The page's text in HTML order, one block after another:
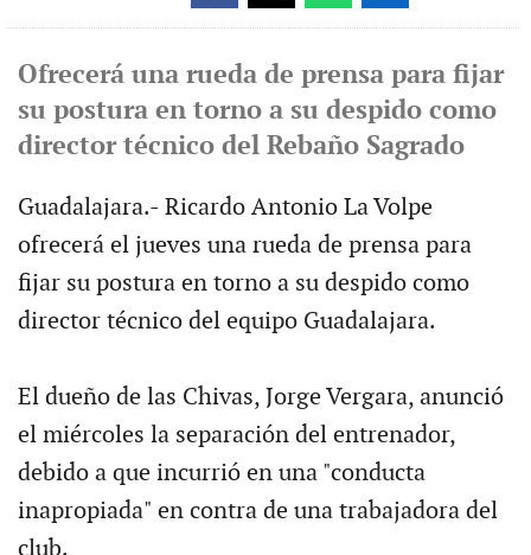
Ofrecerá una rueda de prensa para fijar
su postura en torno a su despido como
director técnico del Rebaño Sagrado
Guadalajara.- Ricardo Antonio La Volpe
ofrecerá el jueves una rueda de prensa para
fijar su postura en torno a su despido como
director técnico del equipo Guadalajara.
El dueño de las Chivas, Jorge Vergara, anunció
el miércoles la separación del entrenador,
debido a que incurrió en una "conducta
inapropiada" en contra de una trabajadora del
club.